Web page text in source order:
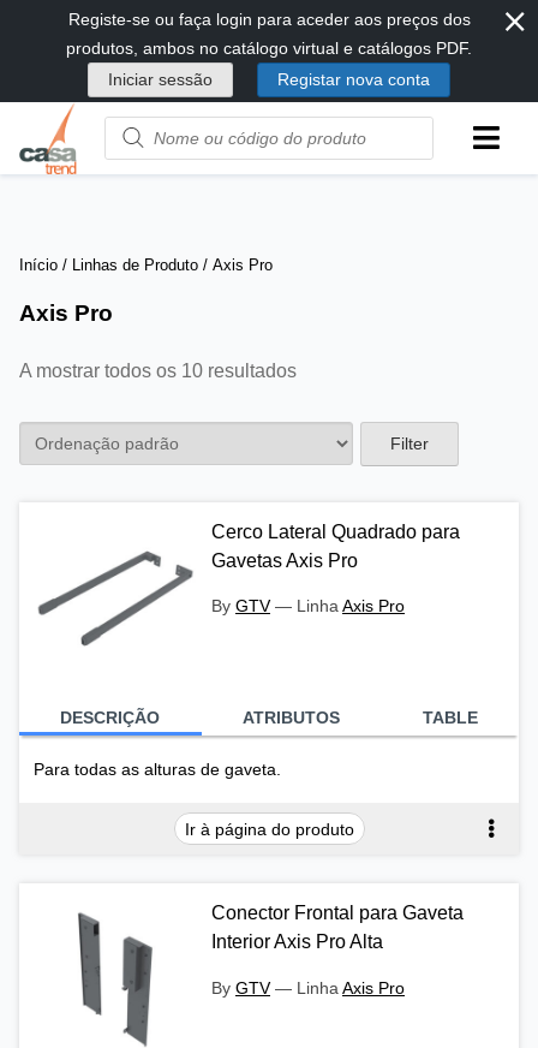
diretamente
conteúdo
Registe-se ou faça login para aceder aos preços dos
produtos, ambos no catálogo virtual e catálogos PDF.
Iniciar sessão
Registar nova conta
⨯
Product
name
Início / Linhas de Produto / Axis Pro
Axis Pro
A mostrar todos os 10 resultados
Filter
Cerco Lateral Quadrado para
Gavetas Axis Pro
By GTV— LinhaAxis Pro
DESCRIÇÃO ATRIBUTOS TABLE
Para todas as alturas de gaveta.
Ir à página do produto
Conector Frontal para Gaveta
Interior Axis Pro Alta
By GTV— Linha Axis Pro